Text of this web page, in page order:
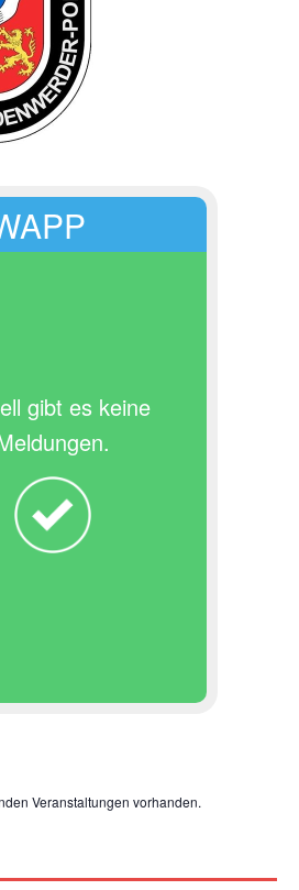
gibt es keine
Veranstaltungen vorhanden.